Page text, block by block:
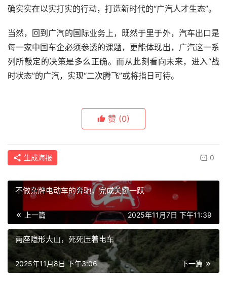
确实实在以实打实的行动，打造新时代的“广汽人才生态”。
当然，回到广汽的国际业务上，既然于里于外，汽车出口是
每一家中国车企必须参透的课题，更能体现出，广汽这一系
列所敲定的决策是多么正确。而从此刻看向未来，进入“战
时状态”的广汽，实现“二次腾飞”或将指日可待。
赞 (0)
生成海报 0
不做杂牌电动车的奔驰，完成关键一跃
上一篇 2025年11月7日 下午11:39
两座隐形大山，死死压着电车
下一篇
2025年11月8日 下午3:06